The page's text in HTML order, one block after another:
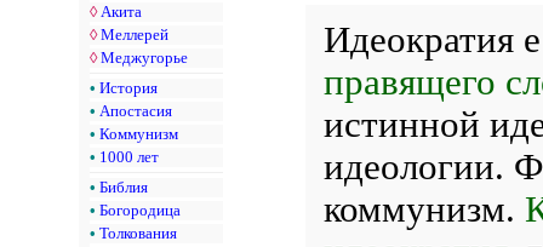
◊ Акита
◊ Меллерей
◊ Меджугорье
• История
• Апостасия
• Коммунизм
• 1000 лет
• Библия
• Богородица
• Толкования
Идеократия
правящего
истинной
идеологии.
коммунизм.